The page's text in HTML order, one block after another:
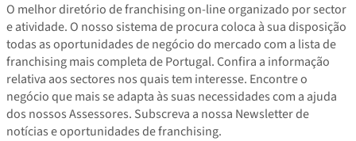
O melhor diretório de franchising on-line organizado por sector
e atividade. O nosso sistema de procura coloca à sua disposição
todas as oportunidades de negócio do mercado com a lista de
franchising mais completa de Portugal. Confira a informação
relativa aos sectores nos quais tem interesse. Encontre o
negócio que mais se adapta às suas necessidades com a ajuda
dos nossos Assessores. Subscreva a nossa Newsletter de
notícias e oportunidades de franchising.